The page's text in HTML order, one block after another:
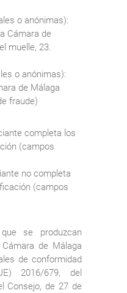
o anónimas):
Cámara de
muelle, 23.
o anónimas):
de Málaga
fraude)
completa los
(campos
no completa
(campos
se produzcan
de Málaga
de conformidad
2016/679, del
Consejo, de 27 de